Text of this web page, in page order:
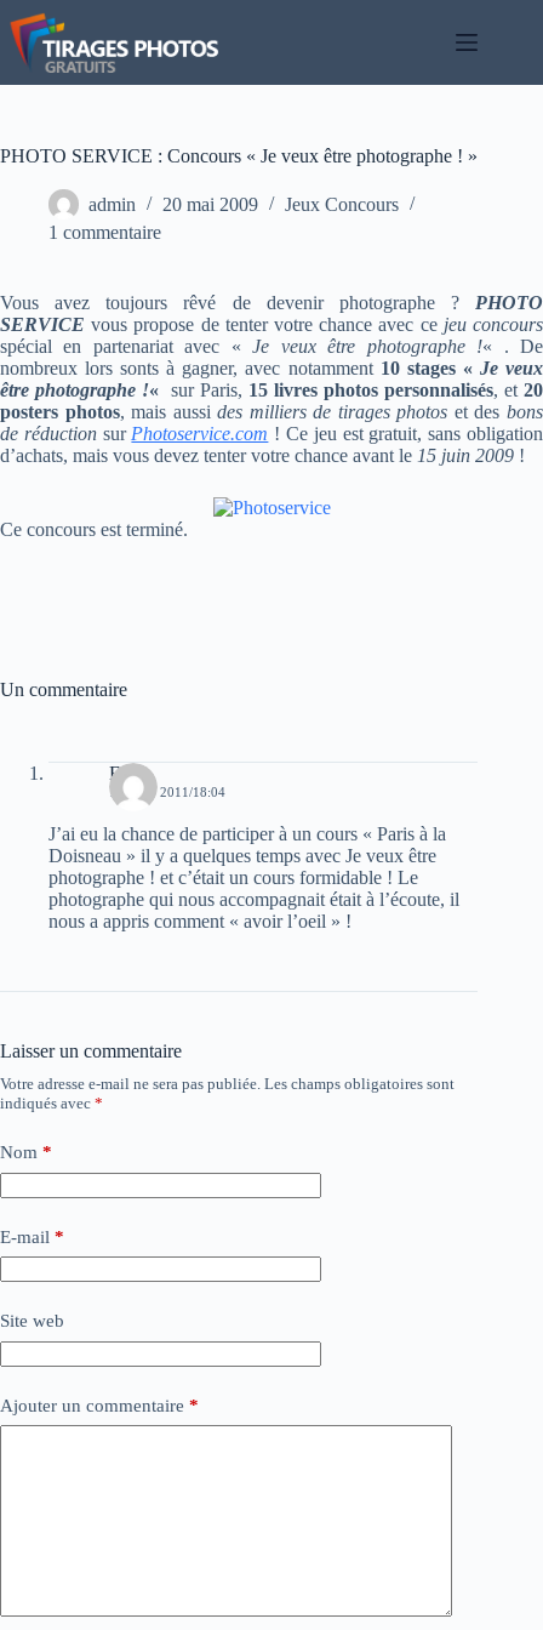
Passer
au
contenu
PHOTO SERVICE : Concours « Je veux être photographe ! »
admin 20 mai 2009
Jeux Concours
1 commentaire
Vous avez toujours rêvé de devenir photographe ? PHOTO
SERVICE vous propose de tenter votre chance avec ce jeu concours
spécial en partenariat avec «Je veux être photographe !« . De
nombreux lors sonts à gagner, avec notamment 10 stages « Je veux
être photographe !« sur Paris, 15 livres photos personnalisés, et 20
posters photos, mais aussides milliers de tirages photos et desbons
de réductionsur Photoservice.com ! Ce jeu est gratuit, sans obligation
d’achats, mais vous devez tenter votre chance avant le 15 juin 2009 !
Ce concours est terminé.
Un commentaire
Eric
10 JUIN 2011/18:04
J’ai eu la chance de participer à un cours « Paris à la
Doisneau » il y a quelques temps avec Je veux être
photographe ! et c’était un cours formidable ! Le
photographe qui nous accompagnait était à l’écoute, il
nous a appris comment « avoir l’oeil » !
Laisser un commentaire
Votre adresse e-mail ne sera pas publiée. Les champs obligatoires sont
indiqués avec *
Nom *
E-mail *
Site web
Ajouter un commentaire *